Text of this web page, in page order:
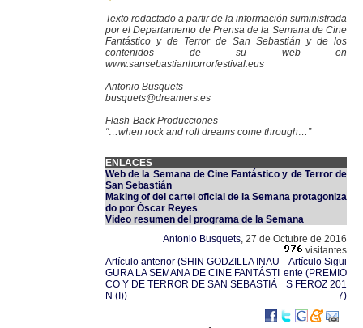
Texto redactado a partir de la información suministrada
por el Departamento de Prensa de la Semana de Cine
Fantástico y de Terror de San Sebastián y de los
contenidos de su web en
www.sansebastianhorrorfestival.eus
Antonio Busquets
busquets@dreamers.es
Flash-Back Producciones
“…when rock and roll dreams come through…”
ENLACES
Web de la Semana de Cine Fantástico y de Terror de
San Sebastián
Making of del cartel oficial de la Semana protagoniza
do por Óscar Reyes
Video resumen del programa de la Semana
Antonio Busquets, 27 de Octubre de 2016
visitantes
Artículo anterior (SHIN GODZILLA INAU
GURA LA SEMANA DE CINE FANTÁSTI
CO Y DE TERROR DE SAN SEBASTIÁ
N (I))
Artículo Sigui
ente (PREMIO
S FEROZ 201
7)